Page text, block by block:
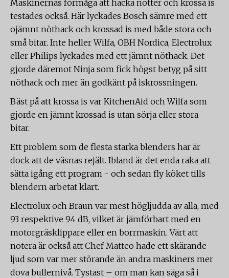
Maskinernas förmåga att hacka nötter och krossa is
testades också. Här lyckades Bosch sämre med ett
ojämnt nöthack och krossad is med både stora och
små bitar. Inte heller Wilfa, OBH Nordica, Electrolux
eller Philips lyckades med ett jämnt nöthack. Det
gjorde däremot Ninja som fick högst betyg på sitt
nöthack och mer än godkänt på iskrossningen.
Bäst på att krossa is var KitchenAid och Wilfa som
gjorde en jämnt krossad is utan sörja eller stora
bitar.
Ett problem som de flesta starka blenders har är
dock att de väsnas rejält. Ibland är det enda raka att
sätta igång ett program - och sedan fly köket tills
blendern arbetat klart.
Electrolux och Braun var mest högljudda av alla, med
93 respektive 94 dB, vilket är jämförbart med en
motorgräsklippare eller en borrmaskin. Värt att
notera är också att Chef Matteo hade ett skärande
ljud som var mer störande än andra maskiners mer
dova bullernivå. Tystast – om man kan säga så i